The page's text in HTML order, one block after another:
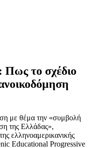
το σχέδιο
με θέμα την «συμβολή
της Ελλάδας»,
ελληνοαμερικανικής
Educational Progressive